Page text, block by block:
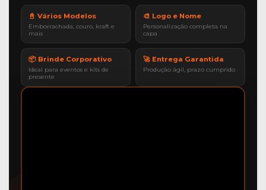
📓 Vários Modelos
Emborrachada, couro, kraft e
mais
🎨 Logo e Nome
Personalização completa na
capa
📦 Brinde Corporativo
Ideal para eventos e kits de
presente
🚀 Entrega Garantida
Produção ágil, prazo cumprido